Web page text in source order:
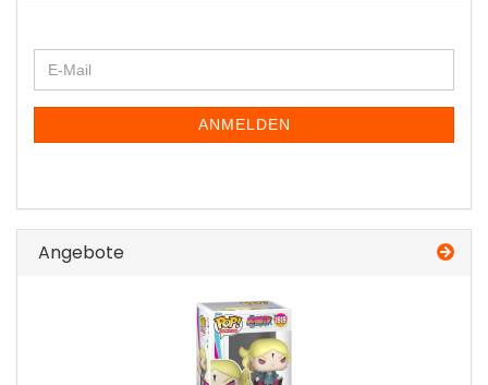
ZUR
E-
Mail
ANMELDEN
Angebote